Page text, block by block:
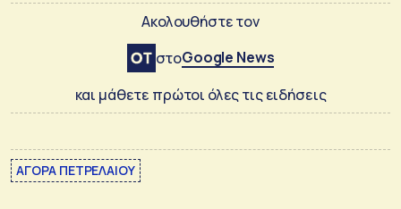
Ακολουθήστε τον
στοGoogle News
και μάθετε πρώτοι όλες τις ειδήσεις
ΑΓΟΡΑ ΠΕΤΡΕΛΑΙΟΥ